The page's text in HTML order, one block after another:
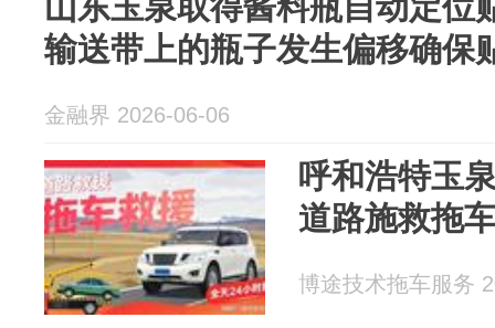
输送带上的瓶子发生偏移确保
金融界 2026-06-06
呼和浩特玉
道路施救拖
博途技术拖车服务